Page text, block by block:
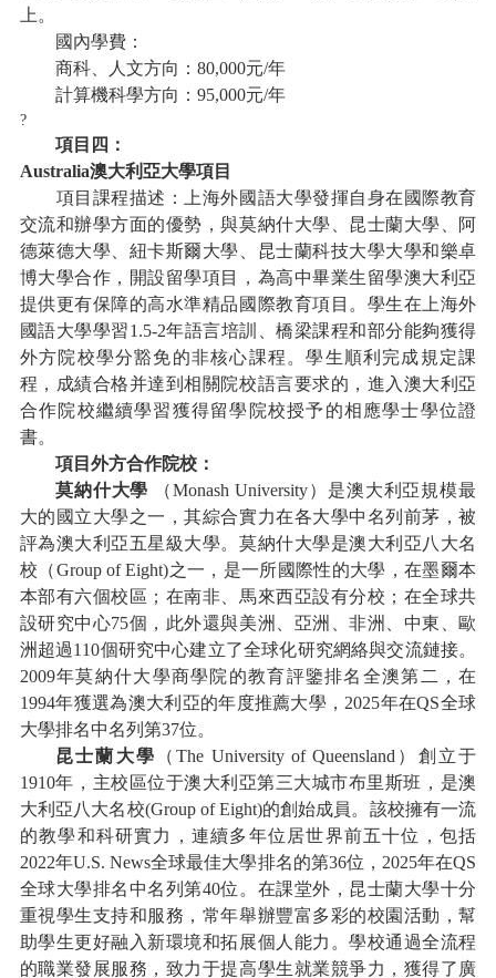
上。
國內學費：
商科、人文方向： 80,000元/年
計算機科學方向： 95,000元/年
?
項目四：
Australia澳大利亞大學項目
項目課程描述：上海外國語大學發揮自身在國際教育
交流和辦學方面的優勢，與莫納什大學、昆士蘭大學、阿
德萊德大學、紐卡斯爾大學、昆士蘭科技大學大學和樂卓
博大學合作，開設留學項目，為高中畢業生留學澳大利亞
提供更有保障的高水準精品國際教育項目。學生在上海外
國語大學學習1.5-2年語言培訓、橋梁課程和部分能夠獲得
外方院校學分豁免的非核心課程。學生順利完成規定課
程，成績合格并達到相關院校語言要求的，進入澳大利亞
合作院校繼續學習獲得留學院校授予的相應學士學位證
書。
項目外方合作院校：
莫納什大學
（Monash University）是澳大利亞規模最
大的國立大學之一，其綜合實力在各大學中名列前茅，被
評為澳大利亞五星級大學。莫納什大學是澳大利亞八大名
校（Group of Eight)之一，是一所國際性的大學，在墨爾本
本部有六個校區；在南非、馬來西亞設有分校；在全球共
設研究中心75個，此外還與美洲、亞洲、非洲、中東、歐
洲超過110個研究中心建立了全球化研究網絡與交流鏈接。
2009年莫納什大學商學院的教育評鑒排名全澳第二，在
1994年獲選為澳大利亞的年度推薦大學，2025年在QS全球
大學排名中名列第37位。
昆士蘭大學
（The University of Queensland ） 創立于
1910年，主校區位于澳大利亞第三大城市布里斯班，是澳
大利亞八大名校(Group of Eight)的創始成員。該校擁有一流
的教學和科研實力，連續多年位居世界前五十位，包括
2022年U.S. News全球最佳大學排名的第36位 ， 2025年在QS
全球大學排名中名列第40位 。 在課堂外，昆士蘭大學十分
重視學生支持和服務，常年舉辦豐富多彩的校園活動，幫
助學生更好融入新環境和拓展個人能力。學校通過全流程
的職業發展服務，致力于提高學生就業競爭力，獲得了廣